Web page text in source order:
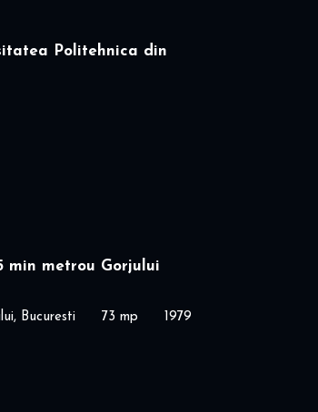
Politehnica din
min metrou Gorjului
Bucuresti 73 mp 1979